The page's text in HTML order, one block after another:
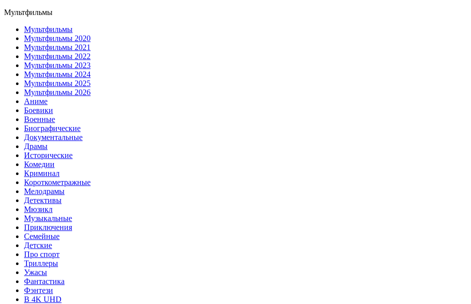
Мультфильмы
Мультфильмы
Мультфильмы 2020
Мультфильмы 2021
Мультфильмы 2022
Мультфильмы 2023
Мультфильмы 2024
Мультфильмы 2025
Мультфильмы 2026
Аниме
Боевики
Военные
Биографические
Документальные
Драмы
Исторические
Комедии
Криминал
Короткометражные
Мелодрамы
Детективы
Мюзикл
Музыкальные
Приключения
Семейные
Детские
Про спорт
Триллеры
Ужасы
Фантастика
Фэнтези
В 4K UHD